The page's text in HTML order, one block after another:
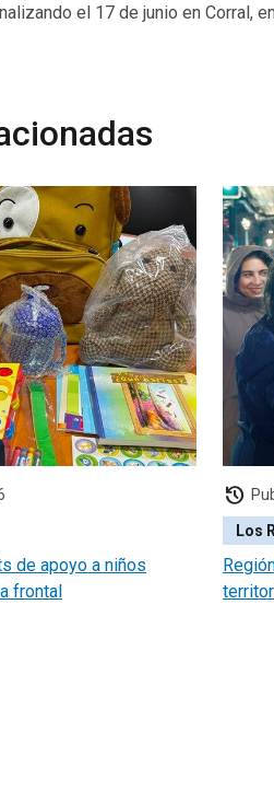
el 17 de junio en Corral,
de apoyo a niños
frontal
history
Los